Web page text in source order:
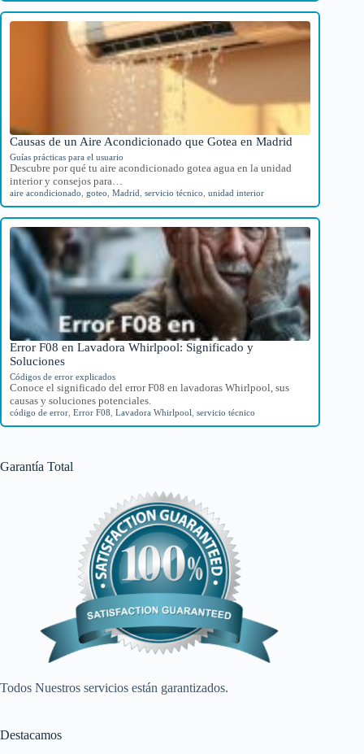
Causas de un Aire Acondicionado que Gotea en Madrid
Guías prácticas para el usuario
Descubre por qué tu aire acondicionado gotea agua en la unidad
interior y consejos para…
aire acondicionado goteo Madrid servicio técnico unidad interior
Error F08 en Lavadora Whirlpool: Significado y
Soluciones
Códigos de error explicados
Conoce el significado del error F08 en lavadoras Whirlpool, sus
causas y soluciones potenciales.
código de error Error F08 Lavadora Whirlpool servicio técnico
Garantía Total
Todos Nuestros servicios están garantizados.
Destacamos